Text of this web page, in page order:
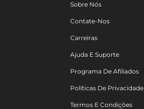
Sobre Nós
Contate-Nos
Carreiras
Ajuda E Suporte
Programa De Afiliados
Políticas De Privacidade
Termos E Condições